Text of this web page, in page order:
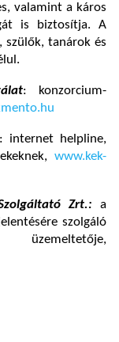
valamint a káros
is biztosítja. A
szülők, tanárok és
: konzorcium-
: internet helpline,
www.kek-
Zrt.: a
szolgáló